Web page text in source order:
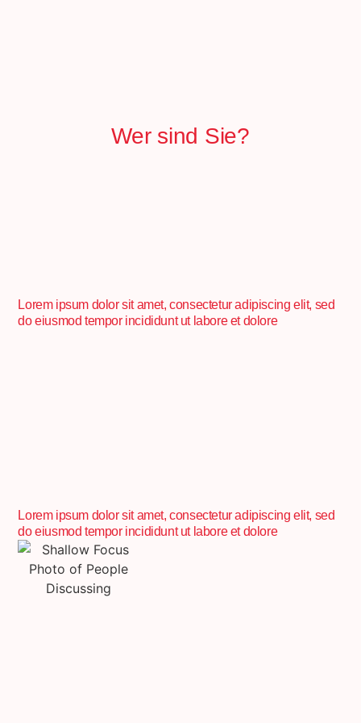
Wer sind Sie?
Lorem ipsum dolor sit amet, consectetur adipiscing elit, sed
do eiusmod tempor incididunt ut labore et dolore
Lorem ipsum dolor sit amet, consectetur adipiscing elit, sed
do eiusmod tempor incididunt ut labore et dolore